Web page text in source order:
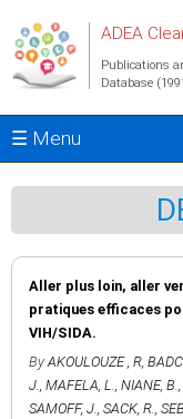
ADEA
Publications
Database
☰ Menu
Aller plus loin, aller
pratiques efficaces
VIH/SIDA.
By AKOULOUZE , R,
J., MAFELA, L., NIANE, B.,
SAMOFF, J., SACK, R.,